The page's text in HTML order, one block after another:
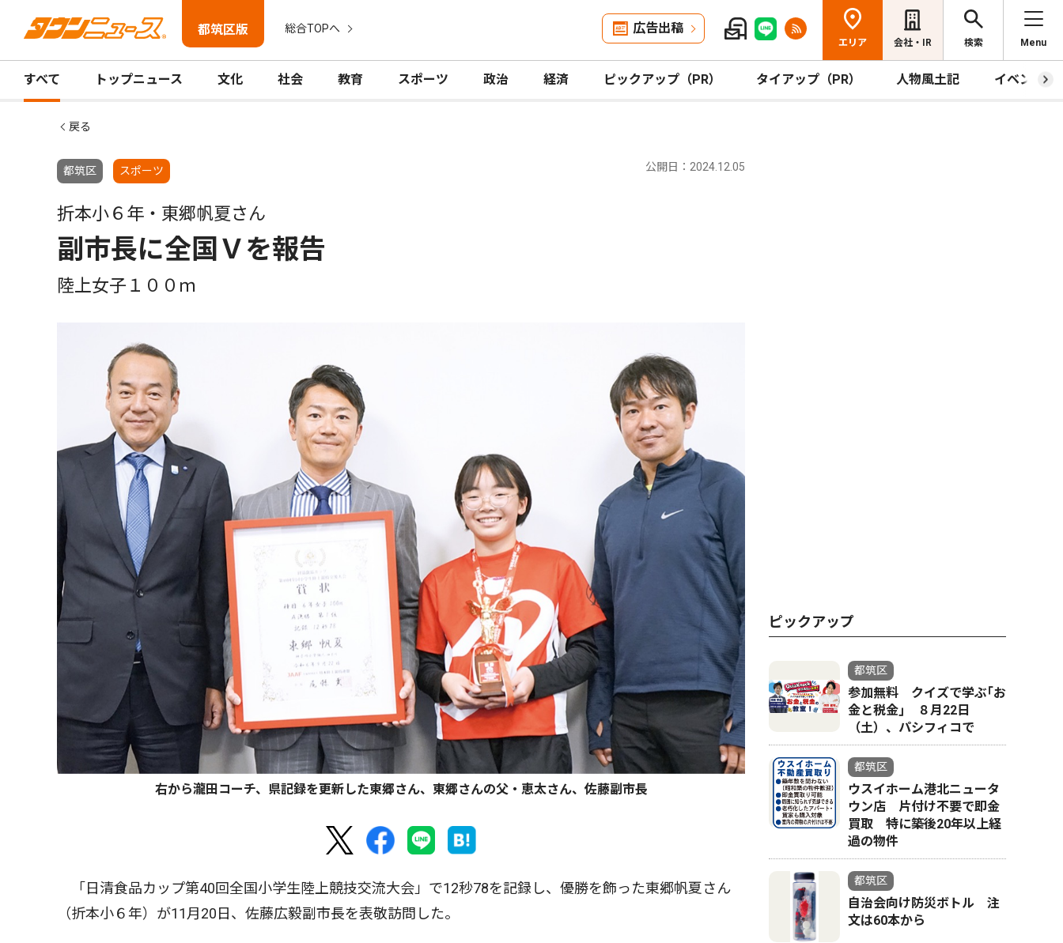
都筑区版 総合TOPへ 広告出稿
エリア 会社・IR 検索 Menu
すべて トップニュース 文化 社会 教育 スポーツ 政治 経済 ピックアップ（PR） タイアップ（PR） 人物風土記 イベント
戻る
都筑区 スポーツ 公開日：2024.12.05
折本小６年・東郷帆夏さん
副市長に全国Ｖを報告
陸上女子１００ｍ
右から瀧田コーチ、県記録を更新した東郷さん、東郷さんの父・恵太さん、佐藤副市長
「日清食品カップ第40回全国小学生陸上競技交流大会」で12秒78を記録し、優勝を飾った東郷帆夏さん
（折本小６年）が11月20日、佐藤広毅副市長を表敬訪問した。
ピックアップ
都筑区
参加無料 クイズで学ぶ｢お
金と税金｣ ８月22日
（土）、パシフィコで
都筑区
ウスイホーム港北ニュータ
ウン店 片付け不要で即金
買取 特に築後20年以上経
過の物件
都筑区
自治会向け防災ボトル 注
文は60本から